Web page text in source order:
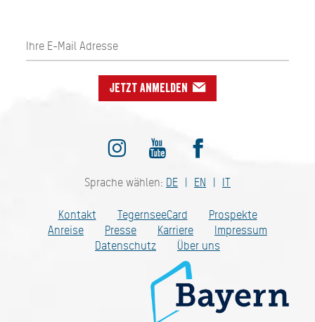
Jetzt anmelden
Sprache wählen: DE EN IT
Kontakt TegernseeCard
Prospekte
Anreise
Presse Karriere
Impressum
Datenschutz
Über uns